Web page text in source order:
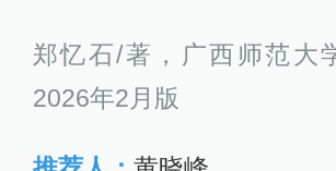
郑忆石/著，广西师范大
2026年2月版